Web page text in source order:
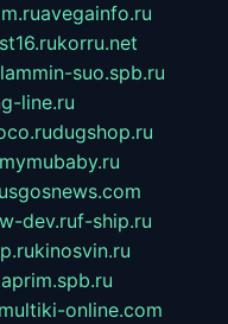
avegainfo.ru
korru.net
lammin-suo.spb.ru
line.ru
dugshop.ru
mymubaby.ru
w-dev.ruf-ship.ru
kinosvin.ru
multiki-online.com